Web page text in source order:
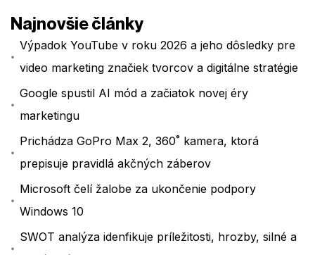
Najnovšie články
Výpadok YouTube v roku 2026 a jeho dôsledky pre
video marketing značiek tvorcov a digitálne stratégie
Google spustil AI mód a začiatok novej éry
marketingu
Prichádza GoPro Max 2, 360˚ kamera, ktorá
prepisuje pravidlá akčných záberov
Microsoft čelí žalobe za ukončenie podpory
Windows 10
SWOT analýza idenfikuje príležitosti, hrozby, silné a